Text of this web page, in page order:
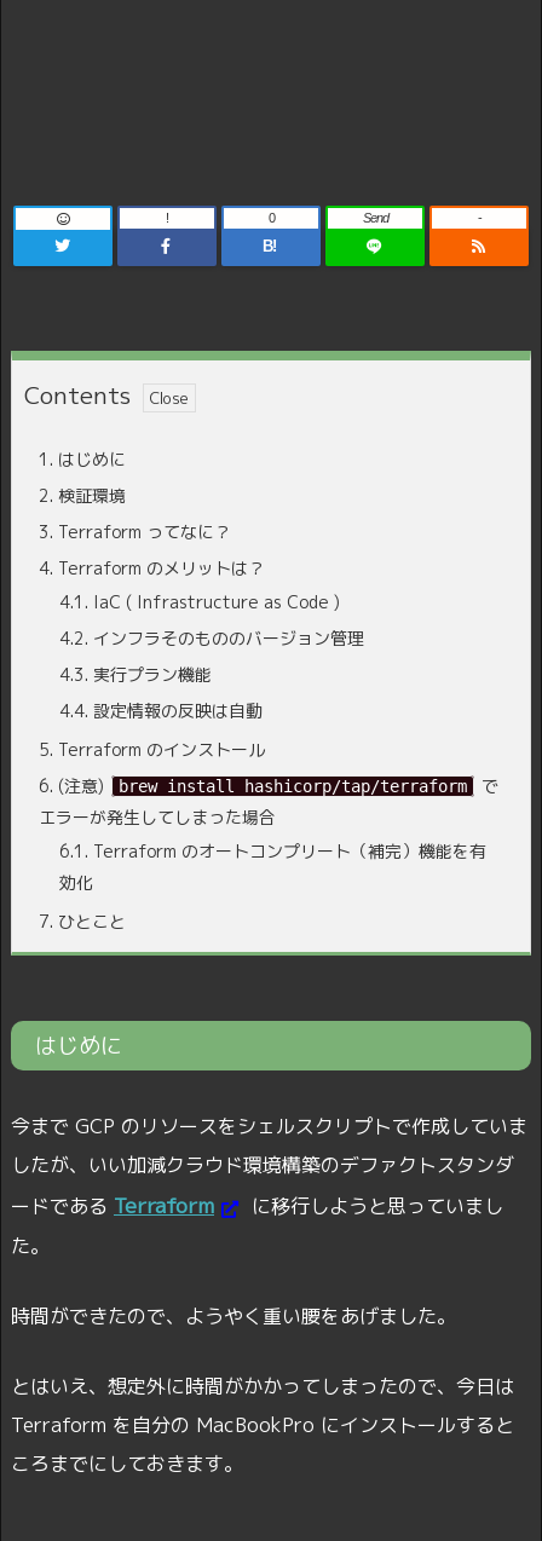
!
B!
0 Send -
Contents
1. はじめに
2. 検証環境
3. Terraform ってなに？
4. Terraform のメリットは？
4.1. IaC ( Infrastructure as Code )
4.2. インフラそのもののバージョン管理
4.3. 実行プラン機能
4.4. 設定情報の反映は自動
5. Terraform のインストール
6. (注意) brew install hashicorp/tap/terraform
で
エラーが発生してしまった場合
6.1. Terraform のオートコンプリート（補完）機能を有
効化
7. ひとこと
はじめに
今まで GCP のリソースをシェルスクリプトで作成していま
したが、いい加減クラウド環境構築のデファクトスタンダ
ードである Terraform
に移行しようと思っていまし
た。
時間ができたので、ようやく重い腰をあげました。
とはいえ、想定外に時間がかかってしまったので、今日は
Terraform を自分の MacBookPro にインストールすると
ころまでにしておきます。